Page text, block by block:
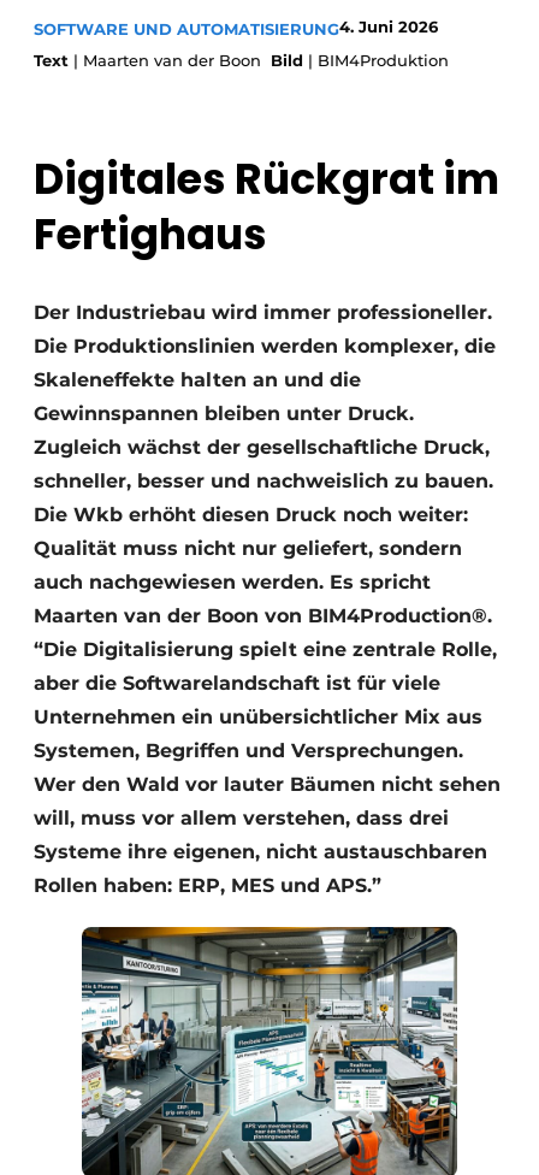
Datenschutz / Cookie-Erklärung
SOFTWARE UND AUTOMATISIERUNG4. Juni 2026
Text | Maarten van der Boon Bild | BIM4Produktion
Digitales Rückgrat im
Fertighaus
Der Industriebau wird immer professioneller.
Die Produktionslinien werden komplexer, die
Skaleneffekte halten an und die
Gewinnspannen bleiben unter Druck.
Zugleich wächst der gesellschaftliche Druck,
schneller, besser und nachweislich zu bauen.
Die Wkb erhöht diesen Druck noch weiter:
Qualität muss nicht nur geliefert, sondern
auch nachgewiesen werden. Es spricht
Maarten van der Boon von BIM4Production®.
“Die Digitalisierung spielt eine zentrale Rolle,
aber die Softwarelandschaft ist für viele
Unternehmen ein unübersichtlicher Mix aus
Systemen, Begriffen und Versprechungen.
Wer den Wald vor lauter Bäumen nicht sehen
will, muss vor allem verstehen, dass drei
Systeme ihre eigenen, nicht austauschbaren
Rollen haben: ERP, MES und APS.”